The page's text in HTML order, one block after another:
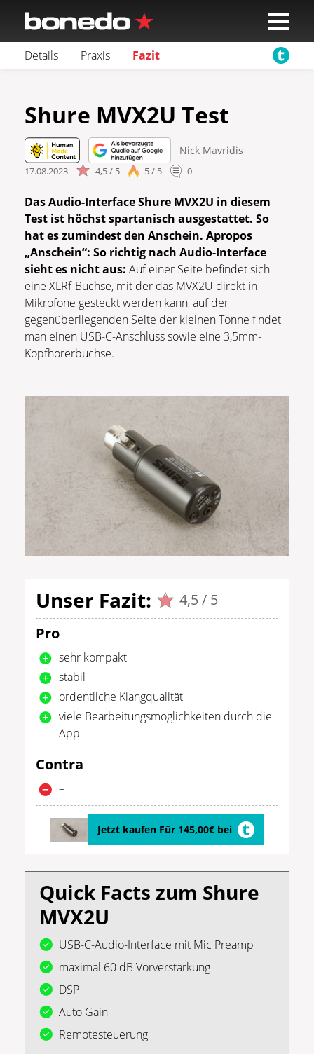
Details Praxis Fazit
Shure MVX2U Test
Nick Mavridis
17.08.2023 4,5 / 5 5 / 5 0
Das Audio-Interface Shure MVX2U in diesem
Test ist höchst spartanisch ausgestattet. So
hat es zumindest den Anschein. Apropos
„Anschein“: So richtig nach Audio-Interface
sieht es nicht aus: Auf einer Seite befindet sich
eine XLRf-Buchse, mit der das MVX2U direkt in
Mikrofone gesteckt werden kann, auf der
gegenüberliegenden Seite der kleinen Tonne findet
man einen USB-C-Anschluss sowie eine 3,5mm-
Kopfhörerbuchse.
Unser Fazit:
4,5 / 5
Pro
sehr kompakt
stabil
ordentliche Klangqualität
viele Bearbeitungsmöglichkeiten durch die
App
Contra
–
Jetzt kaufen Für 145,00€ bei
Quick Facts zum Shure
MVX2U
USB-C-Audio-Interface mit Mic Preamp
maximal 60 dB Vorverstärkung
DSP
Auto Gain
Remotesteuerung